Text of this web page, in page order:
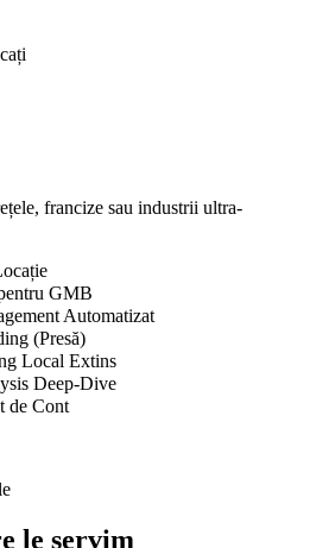
francize sau industrii ultra-
GMB
Automatizat
(Presă)
Local Extins
Deep-Dive
de Cont
le servim